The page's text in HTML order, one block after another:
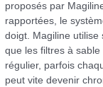
proposés par
rapportées, le
doigt. Magiline utilise
que les filtres à
régulier, parfois
peut vite devenir